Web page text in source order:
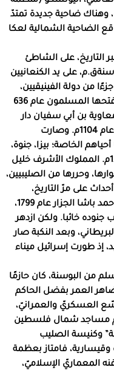
وهناك ضاحية جديدة تمتدّ
الضاحية الشمالية لعكا
التاريخ، على الشاطئ
الشرقي للبحر المتوسط، تأسس 3000 سنةق.م، على يد الكنعانيين
من دولة الفينيقيين،
واحتلها الإغريق والفرس والصليبيون، وفتحها المسلمون عام 636
بن أبي سفيان دار
لصناعة السفن، ولكن غزاها الصليبيون عام 1104م. وصارت
الخاصة؛ بيزا، جنوة،
البندقية، فرسان الهيكل. دمّرها عام 1291م. المملوك الأشرف خليل
وحررها من الصليبيين،
عليها أحداث على مرّ التاريخ،
وبلغت أوج مجدها بزمن أشهر حكامها أحمد باشا الجزار عام 1799،
خائبا. ولكن ازدهر
وبعد النكبة صار
إذ طورت إسرائيل ميناء
من البوسنة، كان حازمًا
1776م. وأخضع ضاهر العمر بفضل الحاكم
العسكريّ والعمرانيّ،
مساجد شمال فلسطين
وكنيسة الصليب
فامتاز بعظمة
المعماريّ الإسلاميّ،